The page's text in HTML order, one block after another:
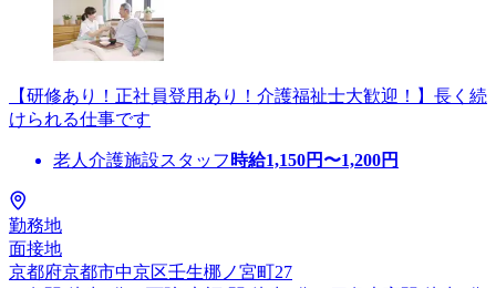
【研修あり！正社員登用あり！介護福祉士大歓迎！】長く続
けられる仕事です
老人介護施設スタッフ 時給1,150円〜1,200円
勤務地
面接地
京都府京都市中京区壬生梛ノ宮町27